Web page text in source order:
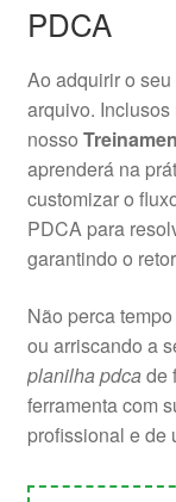
PDCA
Ao adquirir o
arquivo.
nosso
aprenderá na
customizar o
PDCA para
garantindo o
Não perca
ou arriscando a
planilha pdcade
ferramenta com
profissional e de